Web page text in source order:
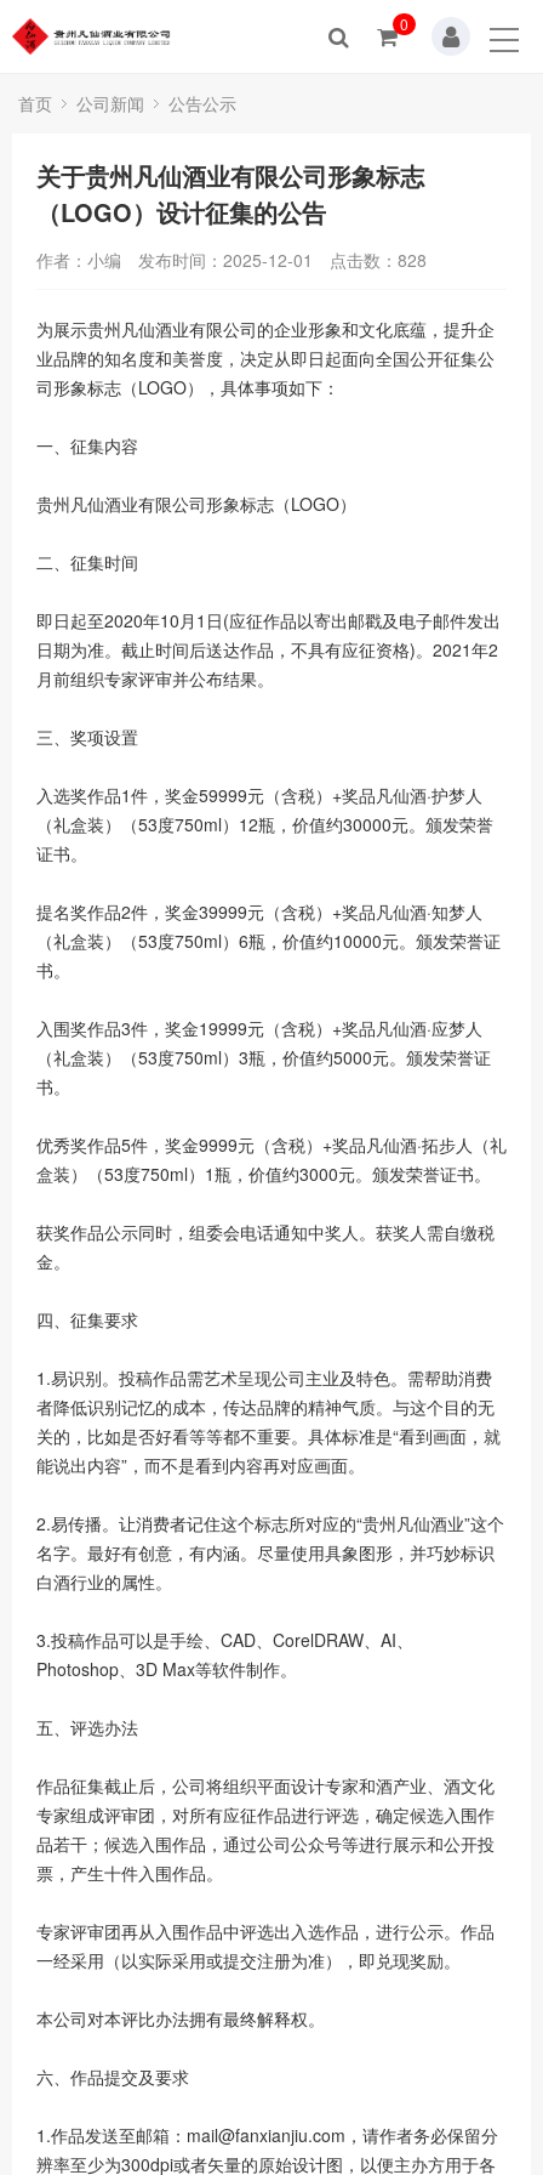
企业文化
品牌中心
定制服务
酒之博览
服务中心
0
首页 公司新闻 公告公示
关于贵州凡仙酒业有限公司形象标志
（LOGO）设计征集的公告
作者：小编 发布时间：2025-12-01 点击数： 828
为展示贵州凡仙酒业有限公司的企业形象和文化底蕴，提升企
业品牌的知名度和美誉度，决定从即日起面向全国公开征集公
司形象标志（LOGO），具体事项如下：
一、征集内容
贵州凡仙酒业有限公司形象标志（LOGO）
二、征集时间
即日起至2020年10月1日(应征作品以寄出邮戳及电子邮件发出
日期为准。截止时间后送达作品，不具有应征资格)。2021年2
月前组织专家评审并公布结果。
三、奖项设置
入选奖作品1件，奖金59999元（含税）+奖品凡仙酒·护梦人
（礼盒装）（53度750ml）12瓶，价值约30000元。颁发荣誉
证书。
提名奖作品2件，奖金39999元（含税）+奖品凡仙酒·知梦人
（礼盒装）（53度750ml）6瓶，价值约10000元。颁发荣誉证
书。
入围奖作品3件，奖金19999元（含税）+奖品凡仙酒·应梦人
（礼盒装）（53度750ml）3瓶，价值约5000元。颁发荣誉证
书。
优秀奖作品5件，奖金9999元（含税）+奖品凡仙酒·拓步人（礼
盒装）（53度750ml）1瓶，价值约3000元。颁发荣誉证书。
获奖作品公示同时，组委会电话通知中奖人。获奖人需自缴税
金。
四、征集要求
1.易识别。投稿作品需艺术呈现公司主业及特色。需帮助消费
者降低识别记忆的成本，传达品牌的精神气质。与这个目的无
关的，比如是否好看等等都不重要。具体标准是“看到画面，就
能说出内容”，而不是看到内容再对应画面。
2.易传播。让消费者记住这个标志所对应的“贵州凡仙酒业”这个
名字。最好有创意，有内涵。尽量使用具象图形，并巧妙标识
白酒行业的属性。
3.投稿作品可以是手绘、CAD、CorelDRAW、AI、
Photoshop、3D Max等软件制作。
五、评选办法
作品征集截止后，公司将组织平面设计专家和酒产业、酒文化
专家组成评审团，对所有应征作品进行评选，确定候选入围作
品若干；候选入围作品，通过公司公众号等进行展示和公开投
票，产生十件入围作品。
专家评审团再从入围作品中评选出入选作品，进行公示。作品
一经采用（以实际采用或提交注册为准），即兑现奖励。
本公司对本评比办法拥有最终解释权。
六、作品提交及要求
1.作品发送至邮箱：mail@fanxianjiu.com，请作者务必保留分
辨率至少为300dpi或者矢量的原始设计图，以便主办方用于各